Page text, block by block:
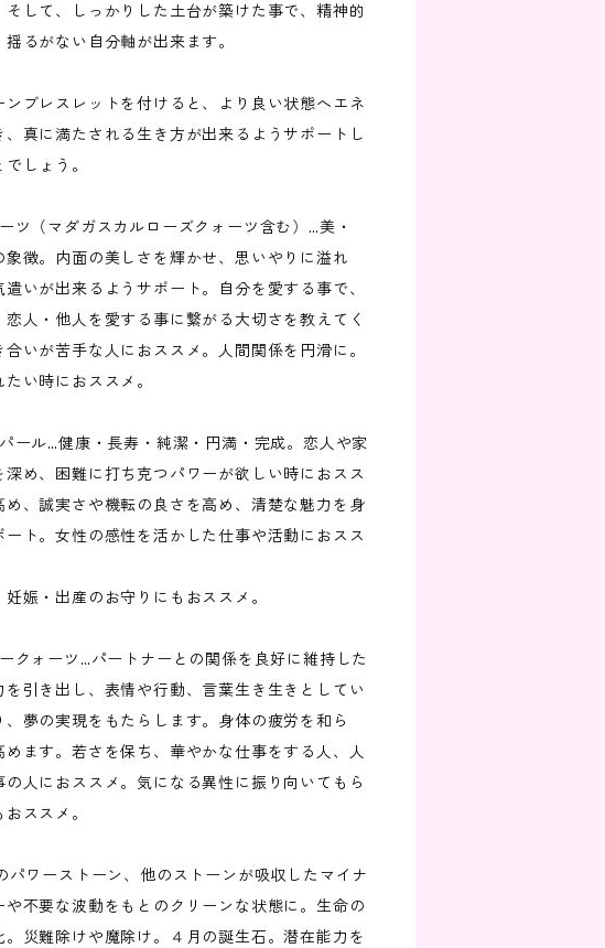
そして、しっかりした土台が築けた事で、精神的
るがない自分軸が出来ます。
ンブレスレットを付けると、より良い状態へエネ
、真に満たされる生き方が出来るようサポートし
しょう。
ツ（マダガスカルローズクォーツ含む）…美・
象徴。内面の美しさを輝かせ、思いやりに溢れ
遣いが出来るようサポート。自分を愛する事で、
恋人・他人を愛する事に繋がる大切さを教えてく
いが苦手な人におススメ。人間関係を円滑に。
い時におススメ。
ール…健康・長寿・純潔・円満・完成。恋人や家
深め、困難に打ち克つパワーが欲しい時におスス
め、誠実さや機転の良さを高め、清楚な魅力を身
ート。女性の感性を活かした仕事や活動におスス
妊娠・出産のお守りにもおススメ。
クォーツ…パートナーとの関係を良好に維持した
を引き出し、表情や行動、言葉生き生きとしてい
、夢の実現をもたらします。身体の疲労を和ら
めます。若さを保ち、華やかな仕事をする人、人
の人におススメ。気になる異性に振り向いてもら
ススメ。
パワーストーン、他のストーンが吸収したマイナ
や不要な波動をもとのクリーンな状態に。生命の
。災難除けや魔除け。４月の誕生石。潜在能力を